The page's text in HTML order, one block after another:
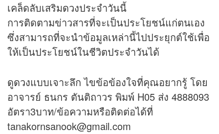
เคล็ดลับเสริมดวงประจำวันนี้
การติดตามข่าวสารที่จะเป็นประโยชน์แก่ตนเอง
ซึ่งสามารถที่จะนำข้อมูลเหล่านี้ไปประยุกต์ใช้เพื่อ
ให้เป็นประโยชน์ในชีวิตประจำวันได้
ดูดวงแบบเจาะลึก ไขข้อข้องใจที่คุณอยากรู้ โดย
อาจารย์ ธนกร ตันติถาวร พิมพ์ H05 ส่ง 4888093
อัตรา3บาท/ข้อความหรือติดต่อได้ที่
tanakornsanook@gmail.com